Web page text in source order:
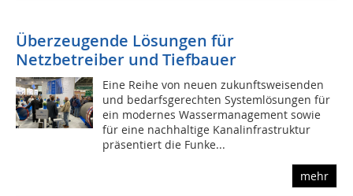
Überzeugende Lösungen für
Netzbetreiber und Tiefbauer
Eine Reihe von neuen zukunftsweisenden
und bedarfsgerechten Systemlösungen für
ein modernes Wassermanagement sowie
für eine nachhaltige Kanalinfrastruktur
präsentiert die Funke...
mehr